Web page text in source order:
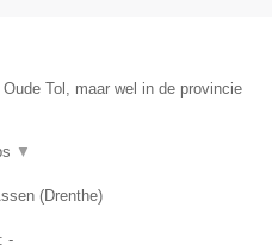
Tol, maar wel in de provincie
▼
(Drenthe)
-